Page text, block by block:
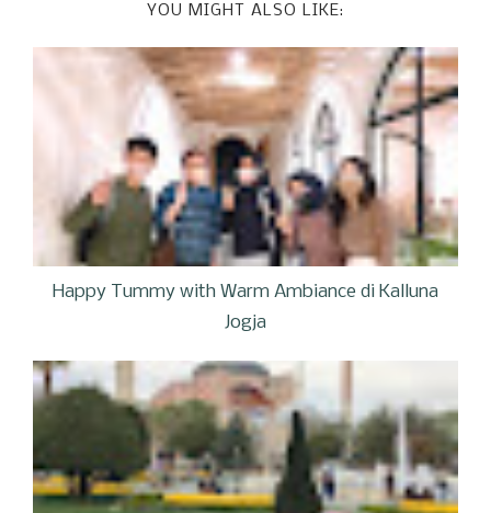
YOU MIGHT ALSO LIKE:
Happy Tummy with Warm Ambiance di Kalluna
Jogja